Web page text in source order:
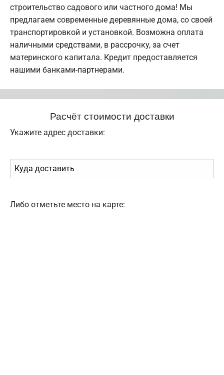
строительство садового или частного дома! Мы
предлагаем современные деревянные дома, со своей
транспортировкой и установкой. Возможна оплата
наличными средствами, в рассрочку, за счет
материнского капитала. Кредит предоставляется
нашими банками-партнерами.
Расчёт стоимости доставки
Укажите адрес доставки:
Либо отметьте место на карте: